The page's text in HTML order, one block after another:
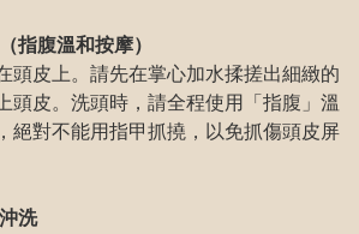
指腹溫和按摩）
頭皮上。請先在掌心加水揉搓出細緻的
頭皮。洗頭時，請全程使用「指腹」溫
絕對不能用指甲抓撓，以免抓傷頭皮屏
洗